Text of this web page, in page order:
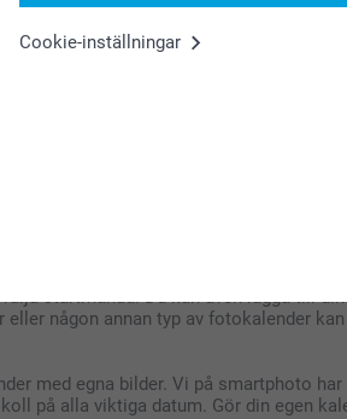
Cookie-inställningar
för skrivbordet eller kontoret och
igen är vår
förberedd med en hälsning eller present.
startmånad. Du kan även lägga till
någon annan typ av fotokalender
med egna bilder. Vi på smartphoto
på alla viktiga datum. Gör din egen